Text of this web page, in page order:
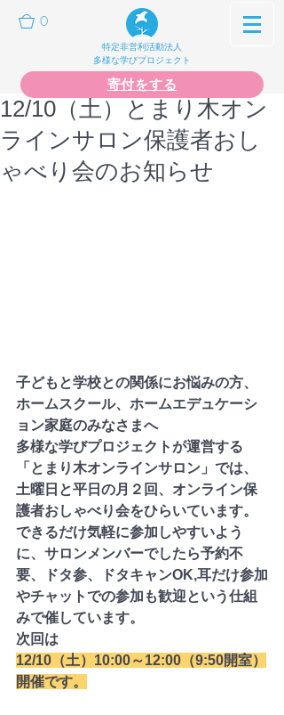
0
特定非営利活動法人
多様な学びプロジェクト
寄付をする
12/10（土）とまり木オン
ラインサロン保護者おし
ゃべり会のお知らせ
子どもと学校との関係にお悩みの方、
ホームスクール、ホームエデュケーシ
ョン家庭のみなさまへ
多様な学びプロジェクトが運営する
「とまり木オンラインサロン」では、
土曜日と平日の月２回、オンライン保
護者おしゃべり会をひらいています。
できるだけ気軽に参加しやすいよう
に、サロンメンバーでしたら予約不
要、ドタ参、ドタキャンOK,耳だけ参加
やチャットでの参加も歓迎という仕組
みで催しています。
次回は
12/10（土）10:00～12:00（9:50開室）
開催です。